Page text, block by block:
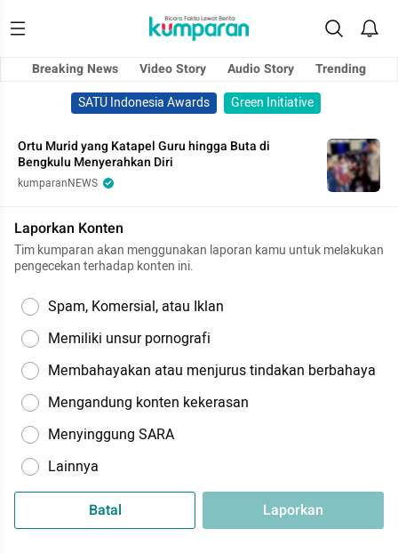
Breaking News Video Story Audio Story
Trending
SATU Indonesia Awards
Green Initiative
Ortu Murid yang Katapel Guru hingga Buta di
Bengkulu Menyerahkan Diri
kumparanNEWS
Laporkan Konten
Tim kumparan akan menggunakan laporan kamu untuk melakukan
pengecekan terhadap konten ini.
Spam, Komersial, atau Iklan
Memiliki unsur pornografi
Membahayakan atau menjurus tindakan berbahaya
Mengandung konten kekerasan
Menyinggung SARA
Lainnya
Batal Laporkan